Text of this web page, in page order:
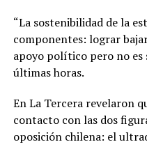
“La sostenibilidad de la
componentes: lograr
apoyo político pero no es
últimas horas.
En La Tercera revelaron
contacto con las dos
oposición chilena: el